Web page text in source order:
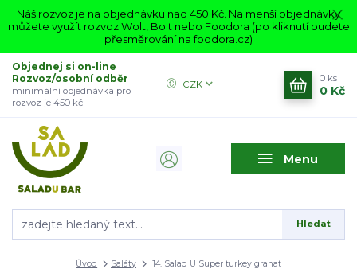
Náš rozvoz je na objednávku nad 450 Kč. Na menší objednávky
můžete využít rozvoz Wolt, Bolt nebo Foodora (po kliknutí budete
přesměrování na foodora.cz)
Menu
CZK
Hledat
Objednej si on-line
Rozvoz/osobní odběr
minimální objednávka pro
rozvoz je 450 kč
0 ks
0 Kč
Úvod Saláty 14. Salad U Super turkey granat